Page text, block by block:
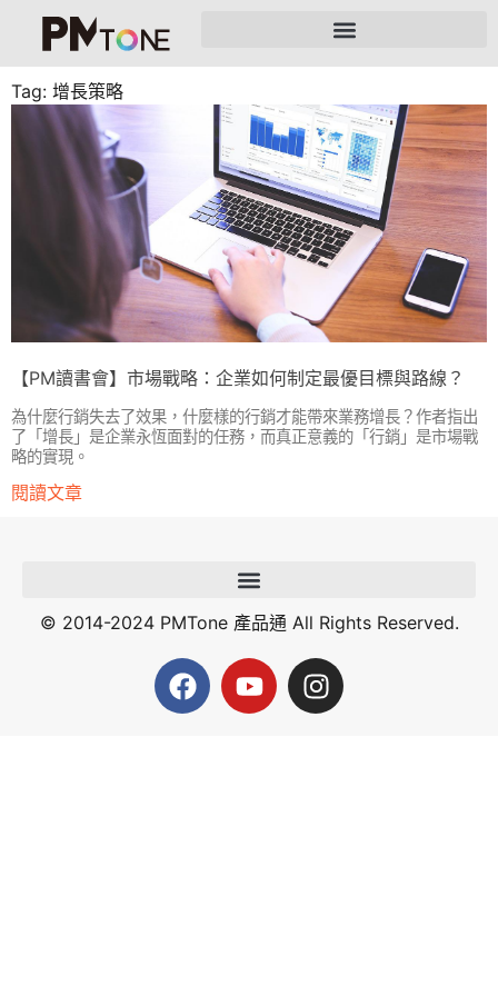
Tag: 增長策略
【PM讀書會】市場戰略：企業如何制定最優目標與路線？
為什麼行銷失去了效果，什麼樣的行銷才能帶來業務增長？作者指出
了「增長」是企業永恆面對的任務，而真正意義的「行銷」是市場戰
略的實現。
閱讀文章
© 2014-2024 PMTone 產品通 All Rights Reserved.